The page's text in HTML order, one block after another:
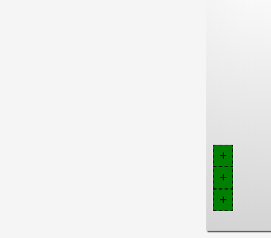
+
+
+